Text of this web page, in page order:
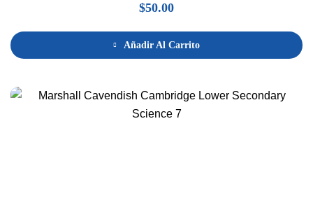
$50.00
Añadir Al Carrito